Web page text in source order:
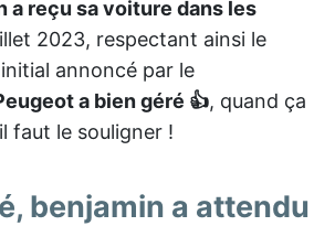
a reçu sa voiture dans les
2023, respectant ainsi le
annoncé par le
a bien géré 👍, quand ça
faut le souligner !
benjamin a attendu